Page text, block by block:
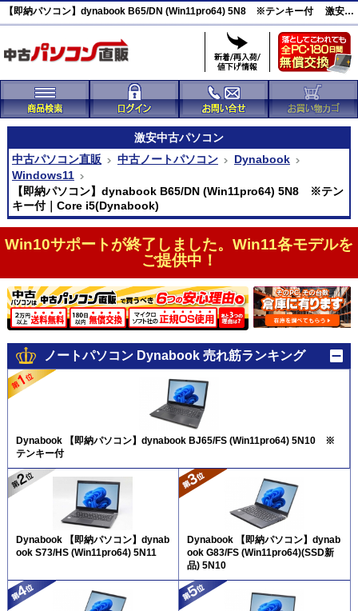
【即納パソコン】dynabook B65/DN (Win11pro64) 5N8 ※テンキー付 激安(46973)
激安中古パソコン
中古パソコン直販
中古ノートパソコン
Dynabook
Windows11
【即納パソコン】dynabook B65/DN (Win11pro64) 5N8 ※テン
キー付｜Core i5(Dynabook)
Win10サポートが終了しました。Win11各モデルを
ご提供中！
ノートパソコン Dynabook 売れ筋ランキング
Dynabook 【即納パソコン】dynabook BJ65/FS (Win11pro64) 5N10 ※
テンキー付
Dynabook 【即納パソコン】dynab
ook S73/HS (Win11pro64) 5N11
Dynabook 【即納パソコン】dynab
ook G83/FS (Win11pro64)(SSD新
品) 5N10